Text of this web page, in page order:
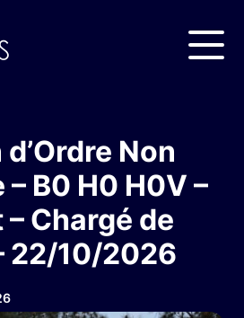
Non
B0 H0 H0V –
Chargé de
22/10/2026